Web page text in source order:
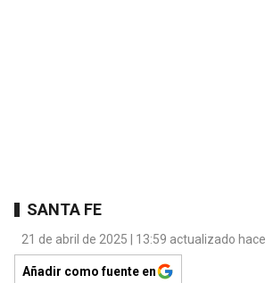
SANTA FE
21 de abril de 2025 | 13:59 actualizado
Añadir como fuente en